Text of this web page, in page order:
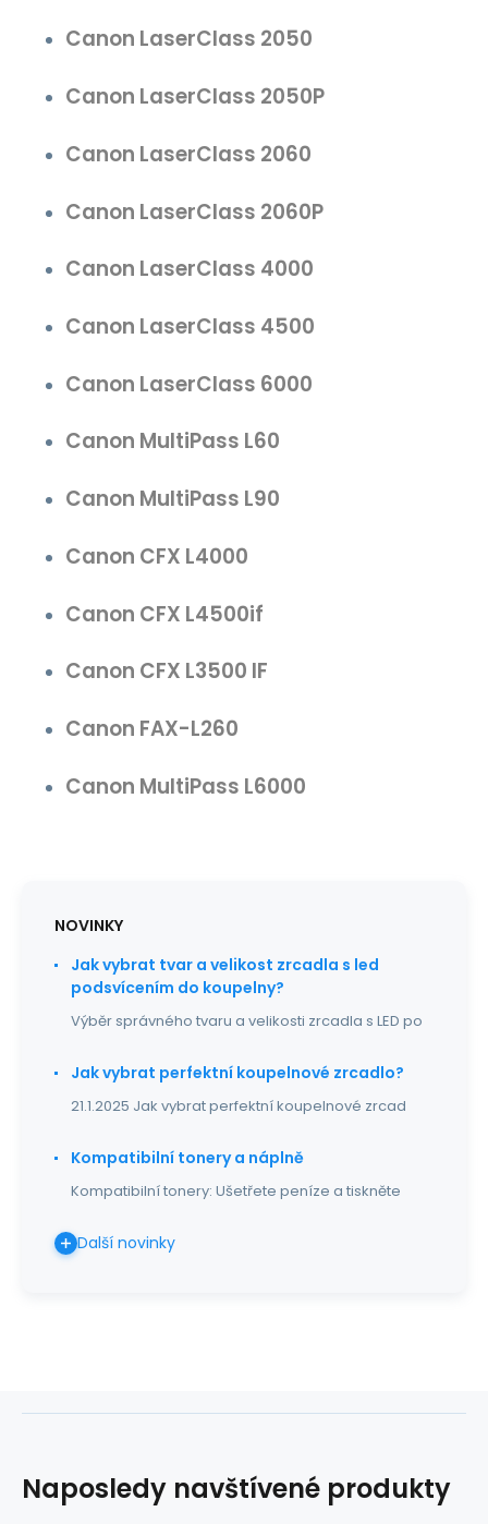
Canon LaserClass 2050
Canon LaserClass 2050P
Canon LaserClass 2060
Canon LaserClass 2060P
Canon LaserClass 4000
Canon LaserClass 4500
Canon LaserClass 6000
Canon MultiPass L60
Canon MultiPass L90
Canon CFX L4000
Canon CFX L4500if
Canon CFX L3500 IF
Canon FAX-L260
Canon MultiPass L6000
NOVINKY
Jak vybrat tvar a velikost zrcadla s led
podsvícením do koupelny?
Výběr správného tvaru a velikosti zrcadla s LED po
Jak vybrat perfektní koupelnové zrcadlo?
21.1.2025 Jak vybrat perfektní koupelnové zrcad
Kompatibilní tonery a náplně
Kompatibilní tonery: Ušetřete peníze a tiskněte
Další novinky
Naposledy navštívené produkty